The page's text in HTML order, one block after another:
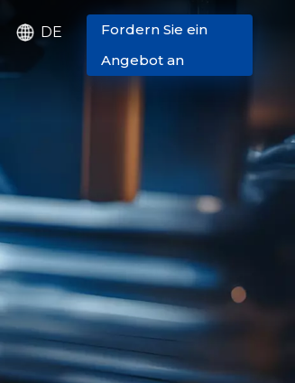
DE
Fordern Sie ein
Angebot an